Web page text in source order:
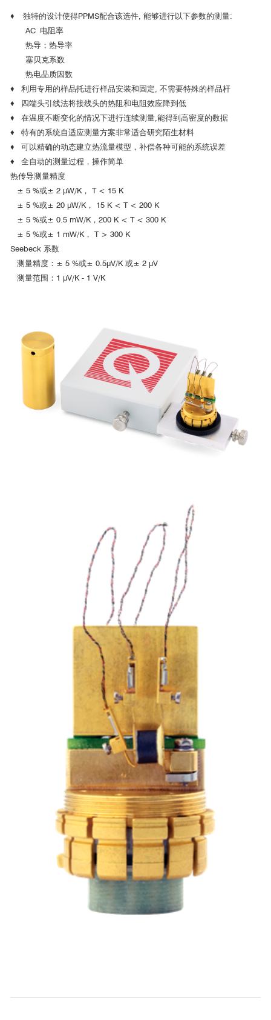
♦ 独特的设计使得PPMS配合该选件, 能够进行以下参数的测量:
AC 电阻率
热导；热导率
塞贝克系数
热电品质因数
♦ 利用专用的样品托进行样品安装和固定, 不需要特殊的样品杆
♦ 四端头引线法将接线头的热阻和电阻效应降到低
♦ 在温度不断变化的情况下进行连续测量,能得到高密度的数据
♦ 特有的系统自适应测量方案非常适合研究陌生材料
♦ 可以精确的动态建立热流量模型，补偿各种可能的系统误差
♦ 全自动的测量过程，操作简单
热传导测量精度
± 5 %或± 2 μW/K， T < 15 K
± 5 %或± 20 μW/K， 15 K < T < 200 K
± 5 %或± 0.5 mW/K，200 K < T < 300 K
± 5 %或± 1 mW/K， T > 300 K
Seebeck 系数
测量精度：± 5 %或± 0.5μV/K 或± 2 μV
测量范围：1 μV/K - 1 V/K
■ 综合物性测量系统拓展新应用-原位
磁性测试揭示锂离子电池额外容量问
题！
近期，青岛大学物理科学学院李强、李洪森教授与加拿大滑铁
卢大学苗国兴教授、美国得克萨斯大学奥斯汀分校余桂华教授等人
通力合作，利用自主构建的原位磁性监测技术（如图1所示），结合
自旋电子学理论揭示了过渡族金属化合物Fe
于过渡族金属Fe纳米颗粒表面的自旋极化电容，并证明这种空间电
荷储锂电容广泛存在于各种过渡族金属化合物中，费米面处3d电子
了电子存储位置。该工作已于近期发表在期刊《Nature Materials》
。
值得注意的是，
本文使用的样品杆是研究人员经过多年努力自
主设计的，他们将电化学工作站与综合物性测试系统（PPMS）中的
振动样品磁强计选件（VSM）进行了有效结合，成功地构建了锂离
子电池原位磁性测试系统来观察锂电池充放电过程中的磁响应
中所使用的PPMS系统具有高灵敏度磁性测试等优势，可作为研究能
源材料原子尺度临近范围内的原子探针，是研究杂质相和局部电子
分布的全新“利器”，获取其他传统技术所不能测得的信息。
6
Re铝铼合金超导体相关性
PHYSICAL REVIEW B
兰州大学
中国科学技术大学